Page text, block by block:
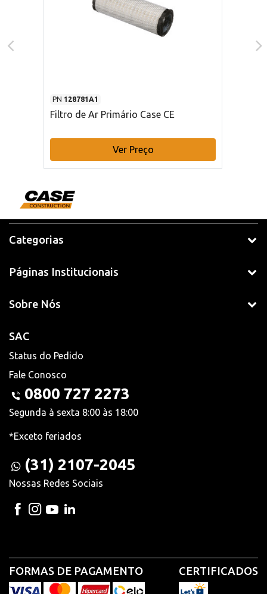
PN 128781A1
Filtro de Ar Primário Case CE
Ver Preço
Categorias
Páginas Institucionais
Sobre Nós
SAC
Status do Pedido
Fale Conosco
0800 727 2273
Segunda à sexta 8:00 às 18:00
*Exceto feriados
(31) 2107-2045
Nossas Redes Sociais
FORMAS DE PAGAMENTO CERTIFICADOS